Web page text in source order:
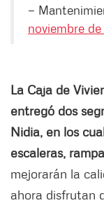
—
noviembre de
La Caja de
entregó dos
Nidia, en los
escaleras,
mejorarán la
ahora disfrutan